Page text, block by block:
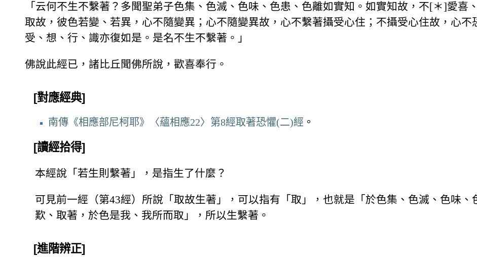
「云何不生不繫著？多聞聖弟子色集、色滅、色味、色患、色離如實知。如實知故，不[＊]愛喜
取故，彼色若變、若異，心不隨變異；心不隨變異故，心不繫著攝受心住；不攝受心住故，心不
受、想、行、識亦復如是。是名不生不繫著。」
佛說此經已，諸比丘聞佛所說，歡喜奉行。
[對應經典]
南傳《相應部尼柯耶》〈蘊相應22〉第8經取著恐懼(二)經 。
[讀經拾得]
本經說「若生則繫著」，是指生了什麼？
可見前一經（第43經）所說「取故生著」，可以指有「取」，也就是「於色集、色滅、色味
歎、取著，於色是我、我所而取」，所以生繫著。
[進階辨正]